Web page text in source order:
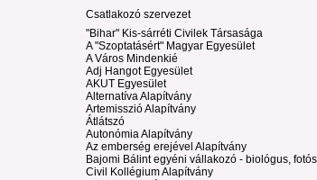
Csatlakozó szervezet
"Bihar" Kis-sárréti Civilek Társasága
A "Szoptatásért" Magyar Egyesület
A Város Mindenkié
Adj Hangot Egyesület
AKUT Egyesület
Alternatíva Alapítvány
Artemisszió Alapítvány
Átlátszó
Autonómia Alapítvány
Az emberség erejével Alapítvány
Bajomi Bálint egyéni vállakozó - biológus,
Civil Kollégium Alapítvány